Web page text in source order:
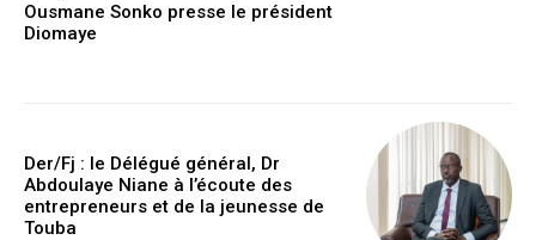
Ousmane Sonko presse le président
Diomaye
Der/Fj : le Délégué général, Dr
Abdoulaye Niane à l’écoute des
entrepreneurs et de la jeunesse de
Touba